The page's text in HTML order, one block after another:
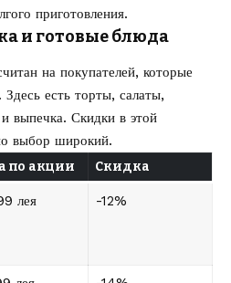
приготовления.
и готовые блюда
на покупателей, которые
есть торты, салаты,
выпечка. Скидки в этой
выбор широкий.
по акции Скидка
лея -12%